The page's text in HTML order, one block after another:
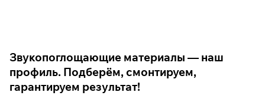
Звукопоглощающие материалы — наш
профиль. Подберём, смонтируем,
гарантируем результат!